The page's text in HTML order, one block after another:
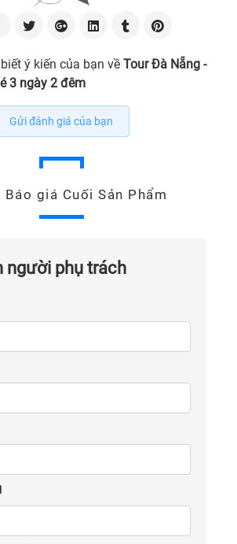
ý kiến của bạn về Tour Đà Nẵng -
3 ngày 2 đêm
Gửi đánh giá của bạn
Báo giá Cuối Sản Phẩm
người phụ trách